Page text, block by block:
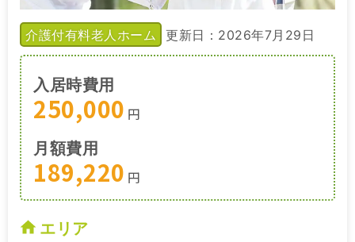
介護付有料老人ホーム 更新日：2026年7月29日
入居時費用
250,000 円
月額費用
189,220 円
エリア